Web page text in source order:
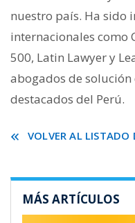
nuestro país. Ha sido
internacionales como
500, Latin Lawyer y
abogados de
destacados del Perú.
VOLVER AL LISTADO
MÁS ARTÍCULOS